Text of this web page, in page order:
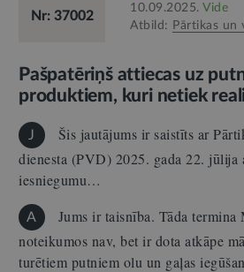
Nr: 37002 10.09.2025. Vide
Atbild:
Pārtikas un
Pašpatēriņš attiecas uz
produktiem, kuri netiek
J
Šis jautājums ir saistīts ar
dienesta (PVD) 2025. gada 22. jūlija
iesniegumu…
A
Jums ir taisnība. Tāda termina
noteikumos nav, bet ir dota atkāpe
turētiem putniem olu un gaļas